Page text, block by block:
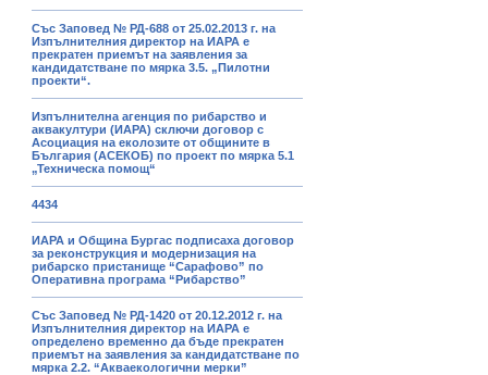
Със Заповед № РД-688 от 25.02.2013 г. на
Изпълнителния директор на ИАРА е
прекратен приемът на заявления за
кандидатстване по мярка 3.5. „Пилотни
проекти“.
Изпълнителна агенция по рибарство и
аквакултури (ИАРА) сключи договор с
Асоциация на еколозите от общините в
България (АСЕКОБ) по проект по мярка 5.1
„Техническа помощ“
4434
ИАРА и Община Бургас подписаха договор
за реконструкция и модернизация на
рибарско пристанище “Сарафово” по
Оперативна програма “Рибарство”
Със Заповед № РД-1420 от 20.12.2012 г. на
Изпълнителния директор на ИАРА е
определено временно да бъде прекратен
приемът на заявления за кандидатстване по
мярка 2.2. “Акваекологични мерки”